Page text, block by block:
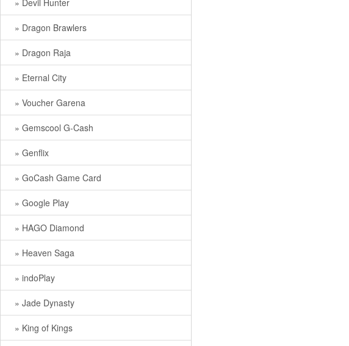
» Devil Hunter
» Dragon Brawlers
» Dragon Raja
» Eternal City
» Voucher Garena
» Gemscool G-Cash
» Genflix
» GoCash Game Card
» Google Play
» HAGO Diamond
» Heaven Saga
» indoPlay
» Jade Dynasty
» King of Kings